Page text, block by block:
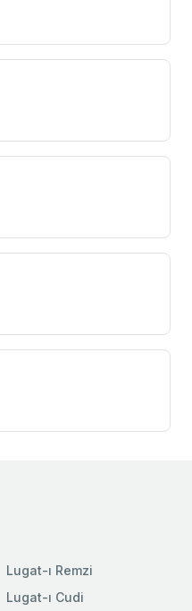
Lugat-ı Remzi
Lugat-ı Cudi